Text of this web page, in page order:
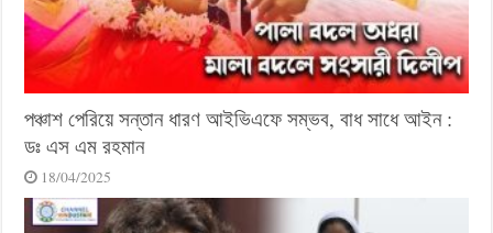
পঞ্চাশ পেরিয়ে সন্তান ধারণ আইভিএফে সম্ভব, বাধ সাধে আইন :
ডঃ এস এম রহমান
18/04/2025